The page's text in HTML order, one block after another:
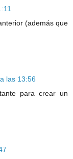
(además que
las 13:56
para crear un